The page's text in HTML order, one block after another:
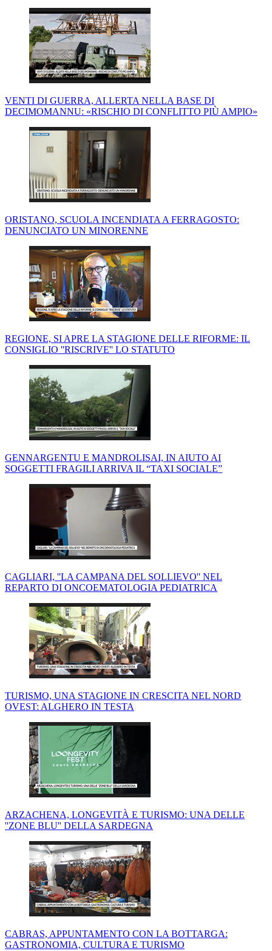
VENTI DI GUERRA, ALLERTA NELLA BASE DI
DECIMOMANNU: «RISCHIO DI CONFLITTO PIÙ AMPIO»
ORISTANO, SCUOLA INCENDIATA A FERRAGOSTO:
DENUNCIATO UN MINORENNE
REGIONE, SI APRE LA STAGIONE DELLE RIFORME: IL
CONSIGLIO ''RISCRIVE'' LO STATUTO
GENNARGENTU E MANDROLISAI, IN AIUTO AI
SOGGETTI FRAGILI ARRIVA IL “TAXI SOCIALE”
CAGLIARI, ''LA CAMPANA DEL SOLLIEVO'' NEL
REPARTO DI ONCOEMATOLOGIA PEDIATRICA
TURISMO, UNA STAGIONE IN CRESCITA NEL NORD
OVEST: ALGHERO IN TESTA
ARZACHENA, LONGEVITÀ E TURISMO: UNA DELLE
''ZONE BLU'' DELLA SARDEGNA
CABRAS, APPUNTAMENTO CON LA BOTTARGA:
GASTRONOMIA, CULTURA E TURISMO